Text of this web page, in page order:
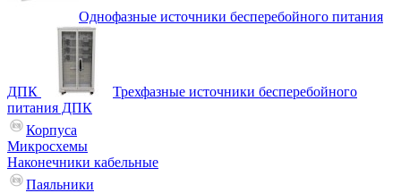
Однофазные источники бесперебойного питания
ДПК
Трехфазные источники бесперебойного
питания ДПК
Корпуса
Микросхемы
Наконечники кабельные
Паяльники